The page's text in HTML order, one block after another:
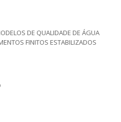
DE QUALIDADE DE ÁGUA
FINITOS ESTABILIZADOS